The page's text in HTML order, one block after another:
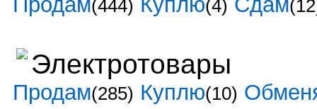
(444) (4)
Электротовары
Продам(285) Куплю(10)